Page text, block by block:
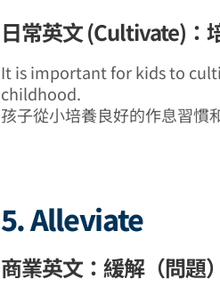
日常英文 (Cultivate)：
It is important for kids to
childhood.
孩子從小培養良好的作息習慣
5. Alleviate
商業英文：緩解（問題）